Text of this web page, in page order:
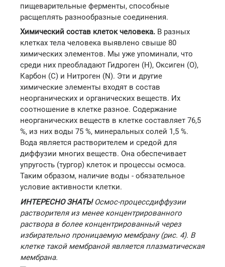
пищеварительные ферменты, способные
расщеплять разнообразные соединения.
Химический состав клеток человека. В разных
клетках тела человека выявлено свыше 80
химических элементов. Мы уже упоминали, что
среди них преобладают Гидроген (Н), Оксиген (О),
Карбон (С) и Нитроген (N). Эти и другие
химические элементы входят в состав
неорганических и органических веществ. Их
соотношение в клетке разное. Содержание
неорганических веществ в клетке составляет 76,5
%, из них воды 75 %, минеральных солей 1,5 %.
Вода является растворителем и средой для
диффузии многих веществ. Она обеспечивает
упругость (тургор) клеток и процессы осмоса.
Таким образом, наличие воды - обязательное
условие активности клетки.
ИНТЕРЕСНО ЗНАТЬ!Осмос-процессдиффузии
растворителя из менее концентрированного
раствора в более концентрированный через
избирательно проницаемую мембрану (рис. 4). В
клетке такой мембраной является плазматическая
мембрана.